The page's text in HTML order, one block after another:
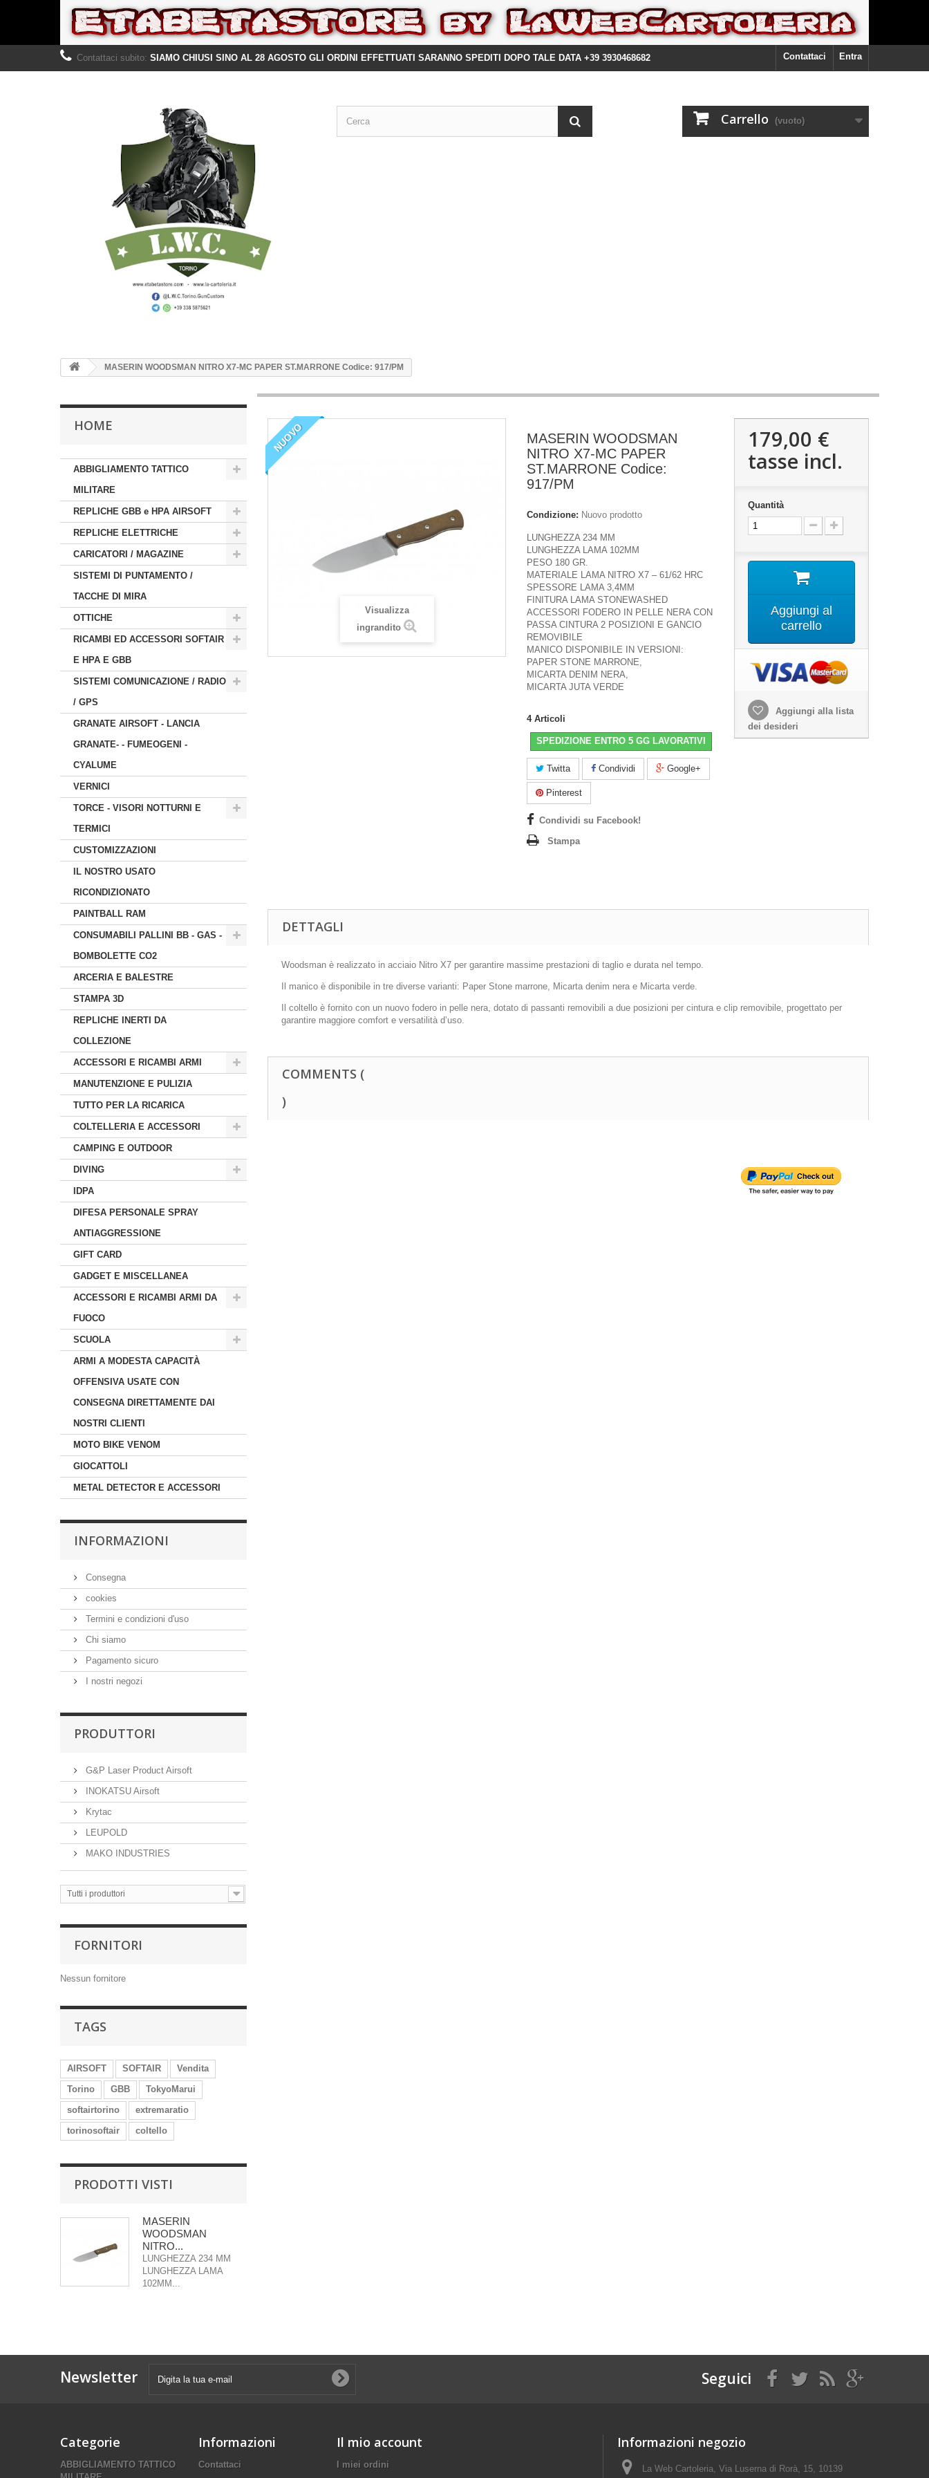
Entra
Contattaci
Contattaci subito: SIAMO CHIUSI SINO AL 28 AGOSTO GLI ORDINI EFFETTUATI SARANNO SPEDITI DOPO TALE DATA +39 3930468682
Carrello (vuoto)
MASERIN WOODSMAN NITRO X7-MC PAPER ST.MARRONE Codice: 917/PM
HOME
ABBIGLIAMENTO TATTICO
MILITARE
REPLICHE GBB e HPA AIRSOFT
REPLICHE ELETTRICHE
CARICATORI / MAGAZINE
SISTEMI DI PUNTAMENTO /
TACCHE DI MIRA
OTTICHE
RICAMBI ED ACCESSORI SOFTAIR
E HPA E GBB
SISTEMI COMUNICAZIONE / RADIO
/ GPS
GRANATE AIRSOFT - LANCIA
GRANATE- - FUMEOGENI -
CYALUME
VERNICI
TORCE - VISORI NOTTURNI E
TERMICI
CUSTOMIZZAZIONI
IL NOSTRO USATO
RICONDIZIONATO
PAINTBALL RAM
CONSUMABILI PALLINI BB - GAS -
BOMBOLETTE CO2
ARCERIA E BALESTRE
STAMPA 3D
REPLICHE INERTI DA
COLLEZIONE
ACCESSORI E RICAMBI ARMI
MANUTENZIONE E PULIZIA
TUTTO PER LA RICARICA
COLTELLERIA E ACCESSORI
CAMPING E OUTDOOR
DIVING
IDPA
DIFESA PERSONALE SPRAY
ANTIAGGRESSIONE
GIFT CARD
GADGET E MISCELLANEA
ACCESSORI E RICAMBI ARMI DA
FUOCO
SCUOLA
ARMI A MODESTA CAPACITÀ
OFFENSIVA USATE CON
CONSEGNA DIRETTAMENTE DAI
NOSTRI CLIENTI
MOTO BIKE VENOM
GIOCATTOLI
METAL DETECTOR E ACCESSORI
INFORMAZIONI
Consegna
cookies
Termini e condizioni d'uso
Chi siamo
Pagamento sicuro
I nostri negozi
PRODUTTORI
G&P Laser Product Airsoft
INOKATSU Airsoft
Krytac
LEUPOLD
MAKO INDUSTRIES
Tutti i produttori
FORNITORI
Nessun fornitore
TAGS
AIRSOFT SOFTAIR
Vendita
Torino
GBB
TokyoMarui
softairtorino
extremaratio
torinosoftair
coltello
PRODOTTI VISTI
MASERIN
WOODSMAN
NITRO...
LUNGHEZZA 234 MM
LUNGHEZZA LAMA
102MM...
NUOVO
Visualizza
ingrandito
MASERIN WOODSMAN
NITRO X7-MC PAPER
ST.MARRONE Codice:
917/PM
Condizione: Nuovo prodotto
LUNGHEZZA 234 MM
LUNGHEZZA LAMA 102MM
PESO 180 GR.
MATERIALE LAMA NITRO X7 – 61/62 HRC
SPESSORE LAMA 3,4MM
FINITURA LAMA STONEWASHED
ACCESSORI FODERO IN PELLE NERA CON
PASSA CINTURA 2 POSIZIONI E GANCIO
REMOVIBILE
MANICO DISPONIBILE IN VERSIONI:
PAPER STONE MARRONE,
MICARTA DENIM NERA,
MICARTA JUTA VERDE
4 Articoli
SPEDIZIONE ENTRO 5 GG LAVORATIVI
Twitta Condividi Google+
Pinterest
Condividi su Facebook!
Stampa
179,00 €
tasse incl.
Quantità
Aggiungi al
carrello
Aggiungi alla lista
dei desideri
DETTAGLI
Woodsman è realizzato in acciaio Nitro X7 per garantire massime prestazioni di taglio e durata nel tempo.
Il manico è disponibile in tre diverse varianti: Paper Stone marrone, Micarta denim nera e Micarta verde.
Il coltello è fornito con un nuovo fodero in pelle nera, dotato di passanti removibili a due posizioni per cintura e clip removibile, progettato per
garantire maggiore comfort e versatilità d’uso.
COMMENTS (
)
Newsletter Seguici
Categorie
ABBIGLIAMENTO TATTICO
Informazioni
Contattaci
Il mio account
I miei ordini
Informazioni negozio
La Web Cartoleria, Via Luserna di Rorà, 15, 10139